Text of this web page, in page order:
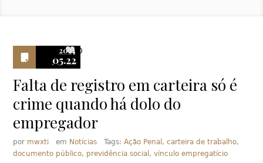
2014
05.22
0
Falta de registro em carteira só é
crime quando há dolo do
empregador
por mwxti em Notícias Tags:Ação Penal ,carteira de trabalho,
documento público, previdência social ,vínculo empregatício